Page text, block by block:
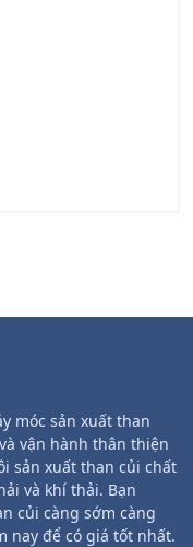
móc sản xuất than
vận hành thân thiện
sản xuất than củi chất
và khí thải. Bạn
củi càng sớm càng
nay để có giá tốt nhất.